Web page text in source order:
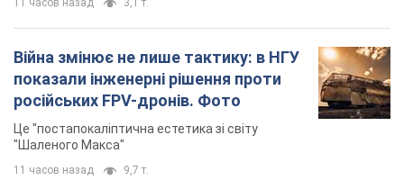
11 часов назад 3,1 т.
Війна змінює не лише тактику: в НГУ
показали інженерні рішення проти
російських FPV-дронів. Фото
Це "постапокаліптична естетика зі світу
"Шаленого Макса"
11 часов назад 9,7 т.